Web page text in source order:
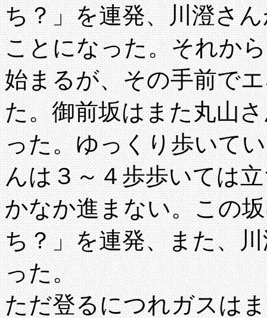
ち？」を連発、川澄さ
ことになった。それか
始まるが、その手前で
た。御前坂はまた丸山
った。ゆっくり歩いて
んは３～４歩歩いては
かなか進まない。この
ち？」を連発、また、
った。
ただ登るにつれガスは